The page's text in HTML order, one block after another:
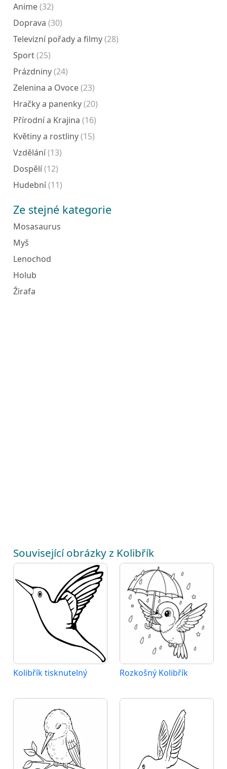
Anime(32)
Doprava (30)
Televizní pořady a filmy(28)
Sport(25)
Prázdniny(24)
Zelenina a Ovoce(23)
Hračky a panenky(20)
Přírodní a Krajina (16)
Květiny a rostliny(15)
Vzdělání(13)
Dospělí(12)
Hudební(11)
Ze stejné kategorie
Mosasaurus
Myš
Lenochod
Holub
Žirafa
Související obrázky z Kolibřík
Kolibřík tisknutelný Rozkošný Kolibřík